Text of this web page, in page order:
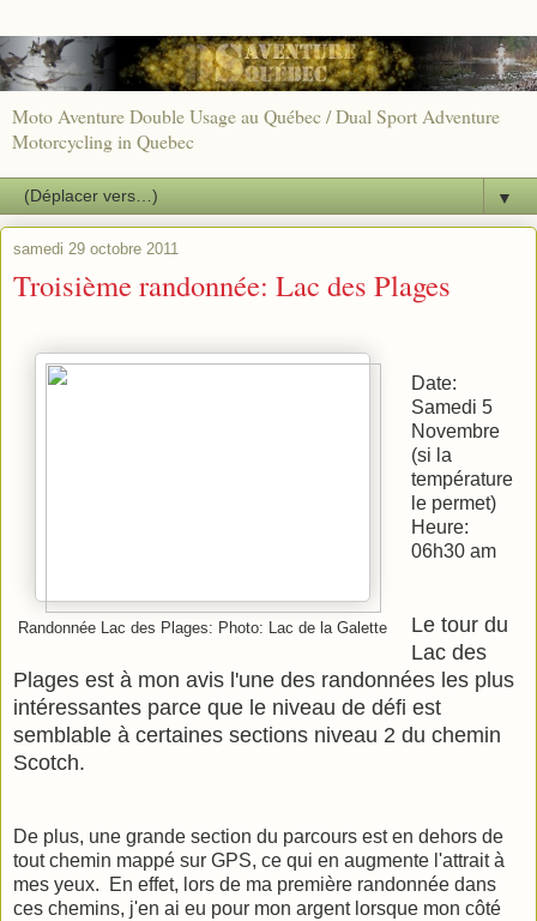
Moto Aventure Double Usage au Québec / Dual Sport Adventure
Motorcycling in Quebec
▼
samedi 29 octobre 2011
Troisième randonnée: Lac des Plages
Randonnée Lac des Plages: Photo: Lac de la Galette
Date:
Samedi 5
Novembre
(si la
température
le permet)
Heure:
06h30 am
Le tour du
Lac des
Plages est à mon avis l'une des randonnées les plus
intéressantes parce que le niveau de défi est
semblable à certaines sections niveau 2 du chemin
Scotch.
De plus, une grande section du parcours est en dehors de
tout chemin mappé sur GPS, ce qui en augmente l'attrait à
mes yeux. En effet, lors de ma première randonnée dans
ces chemins, j'en ai eu pour mon argent lorsque mon côté